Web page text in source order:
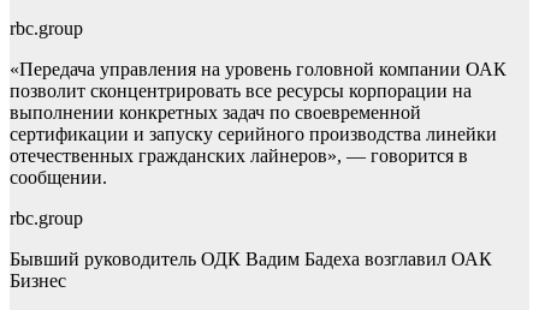
rbc.group
«Передача управления на уровень головной компании ОАК
позволит сконцентрировать все ресурсы корпорации на
выполнении конкретных задач по своевременной
сертификации и запуску серийного производства линейки
отечественных гражданских лайнеров», — говорится в
сообщении.
rbc.group
Бывший руководитель ОДК Вадим Бадеха возглавил ОАК
Бизнес